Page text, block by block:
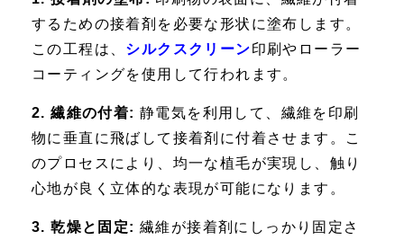
するための接着剤を必要な形状に塗布します。
この工程は、 シルクスクリーン印刷やローラー
コーティングを使用して行われます。
2. 繊維の付着: 静電気を利用して、繊維を印刷
物に垂直に飛ばして接着剤に付着させます。こ
のプロセスにより、均一な植毛が実現し、触り
心地が良く立体的な表現が可能になります。
3. 乾燥と固定: 繊維が接着剤にしっかり固定さ